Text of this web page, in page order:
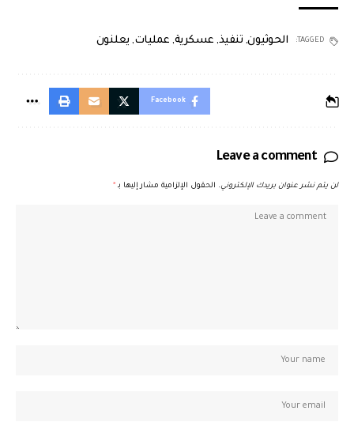
TAGGED: الحوثيون, تنفيذ, عسكرية, عمليات, يعلنون
Facebook
Leave a comment
لن يتم نشر عنوان بريدك الإلكتروني. الحقول الإلزامية مشار إليها بـ *